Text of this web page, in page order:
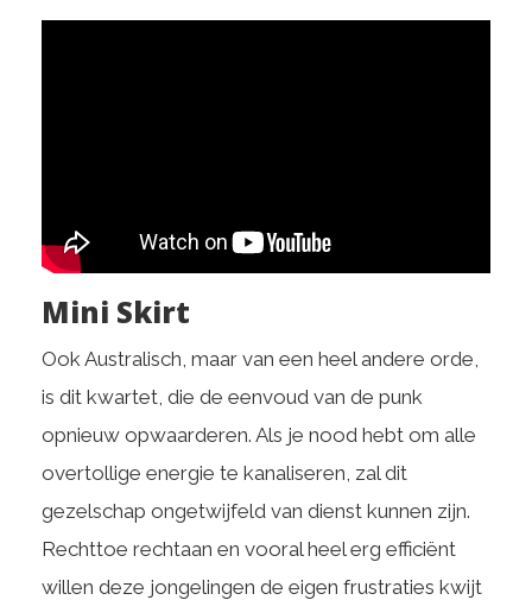
Mini Skirt
Ook Australisch, maar van een heel andere orde,
is dit kwartet, die de eenvoud van de punk
opnieuw opwaarderen. Als je nood hebt om alle
overtollige energie te kanaliseren, zal dit
gezelschap ongetwijfeld van dienst kunnen zijn.
Rechttoe rechtaan en vooral heel erg efficiënt
willen deze jongelingen de eigen frustraties kwijt